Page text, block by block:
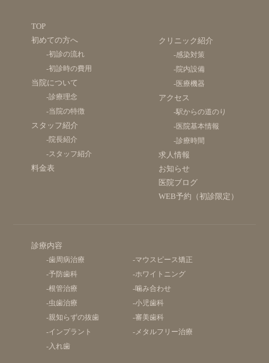
TOP
初めての方へ
-初診の流れ
-初診時の費用
当院について
-診療理念
-当院の特徴
スタッフ紹介
-院長紹介
-スタッフ紹介
料金表
クリニック紹介
-感染対策
-院内設備
-医療機器
アクセス
-駅からの道のり
-医院基本情報
-診療時間
求人情報
お知らせ
医院ブログ
WEB予約（初診限定）
診療内容
-歯周病治療
-予防歯科
-根管治療
-虫歯治療
-親知らずの抜歯
-インプラント
-入れ歯
-マウスピース矯正
-ホワイトニング
-噛み合わせ
-小児歯科
-審美歯科
-メタルフリー治療